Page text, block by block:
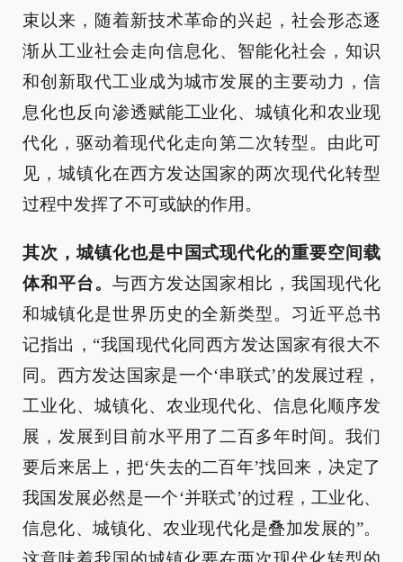
束以来，随着新技术革命的兴起，社会形态逐
渐从工业社会走向信息化、智能化社会，知识
和创新取代工业成为城市发展的主要动力，信
息化也反向渗透赋能工业化、城镇化和农业现
代化，驱动着现代化走向第二次转型。由此可
见，城镇化在西方发达国家的两次现代化转型
过程中发挥了不可或缺的作用。
其次，城镇化也是中国式现代化的重要空间载
体和平台。 与西方发达国家相比，我国现代化
和城镇化是世界历史的全新类型。习近平总书
记指出，“我国现代化同西方发达国家有很大不
同。西方发达国家是一个‘串联式’的发展过程，
工业化、城镇化、农业现代化、信息化顺序发
展，发展到目前水平用了二百多年时间。我们
要后来居上，把‘失去的二百年’找回来，决定了
我国发展必然是一个‘并联式’的过程，工业化、
信息化、城镇化、农业现代化是叠加发展的”。